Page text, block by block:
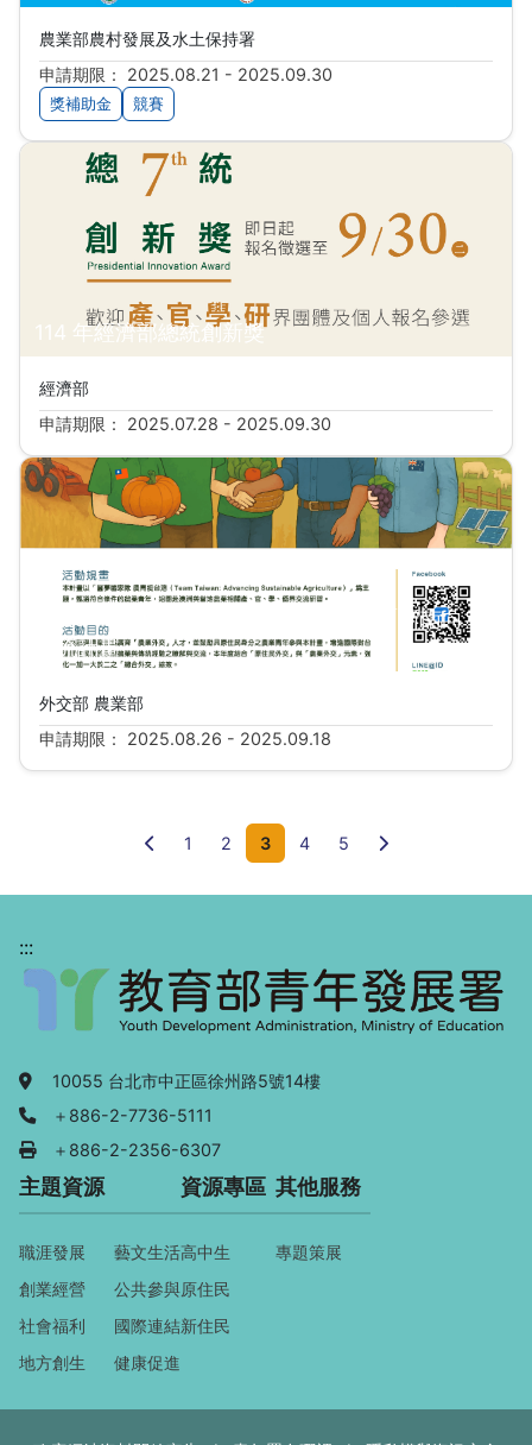
農業部農村發展及水土保持署
申請期限： 2025.08.21 - 2025.09.30
獎補助金 競賽
114 年經濟部總統創新獎
經濟部
申請期限： 2025.07.28 - 2025.09.30
2025年外交部&農業部農業青年大使「新南向」
交流計畫
外交部 農業部
申請期限： 2025.08.26 - 2025.09.18
前一頁
1 2 3 4 5 下一頁
:::
地址：
10055 台北市中正區徐州路5號14樓
電話：
＋886-2-7736-5111
傳真：
＋886-2-2356-6307
主題資源
職涯發展
創業經營
社會福利
地方創生
藝文生活
公共參與
國際連結
健康促進
資源專區
高中生
原住民
新住民
其他服務
專題策展